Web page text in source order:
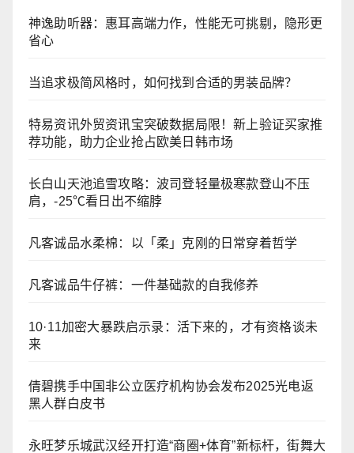
神逸助听器：惠耳高端力作，性能无可挑剔，隐形更
省心
当追求极简风格时，如何找到合适的男装品牌？
特易资讯外贸资讯宝突破数据局限！新上验证买家推
荐功能，助力企业抢占欧美日韩市场
长白山天池追雪攻略：波司登轻量极寒款登山不压
肩，-25℃看日出不缩脖
凡客诚品水柔棉：以「柔」克刚的日常穿着哲学
凡客诚品牛仔裤：一件基础款的自我修养
10·11加密大暴跌启示录：活下来的，才有资格谈未
来
倩碧携手中国非公立医疗机构协会发布2025光电返
黑人群白皮书
永旺梦乐城武汉经开打造“商圈+体育”新标杆，街舞大